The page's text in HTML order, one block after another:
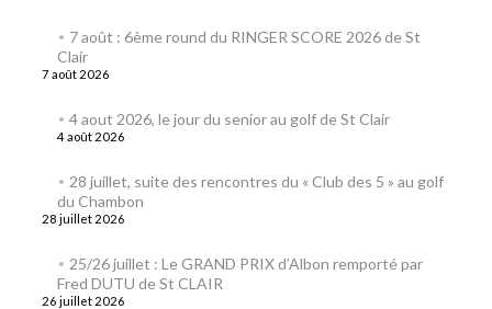
7 août : 6ème round du RINGER SCORE 2026 de St
Clair
7 août 2026
4 aout 2026, le jour du senior au golf de St Clair
4 août 2026
28 juillet, suite des rencontres du « Club des 5 » au golf
du Chambon
28 juillet 2026
25/26 juillet : Le GRAND PRIX d’Albon remporté par
Fred DUTU de St CLAIR
26 juillet 2026